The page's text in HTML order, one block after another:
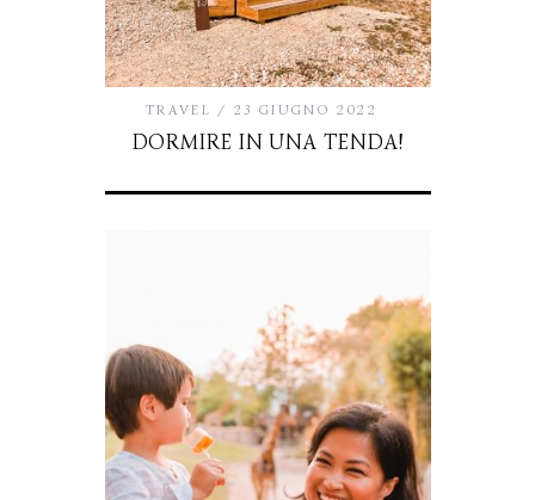
TRAVEL 23 GIUGNO 2022
DORMIRE IN UNA TENDA!